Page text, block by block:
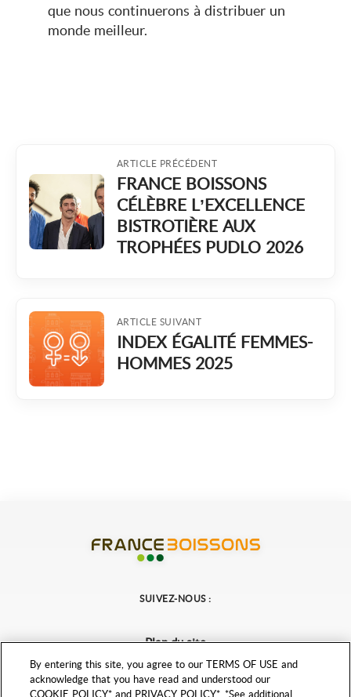
que nous continuerons à distribuer un
monde meilleur.
ARTICLE PRÉCÉDENT
FRANCE BOISSONS
CÉLÈBRE L’EXCELLENCE
BISTROTIÈRE AUX
TROPHÉES PUDLO 2026
ARTICLE SUIVANT
INDEX ÉGALITÉ FEMMES-
HOMMES 2025
SUIVEZ-NOUS :
Plan du site
Mentions légales
Politique de protection des données personnelles
By entering this site, you agree to our TERMS OF USE and
acknowledge that you have read and understood our
COOKIE POLICY* and PRIVACY POLICY*. *See additional